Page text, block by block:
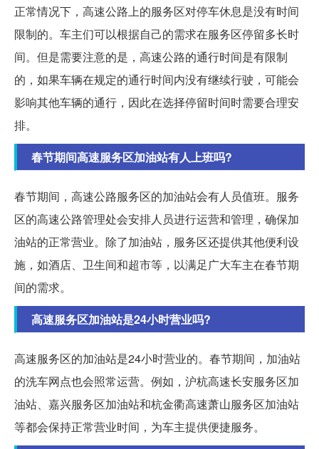
正常情况下，高速公路上的服务区对停车休息是没有时间
限制的。车主们可以根据自己的需求在服务区停留多长时
间。但是需要注意的是，高速公路的通行时间是有限制
的，如果车辆在规定的通行时间内没有继续行驶，可能会
影响其他车辆的通行，因此在选择停留时间时需要合理安
排。
春节期间高速服务区加油站有人上班吗?
春节期间，高速公路服务区的加油站会有人员值班。服务
区的高速公路管理处会安排人员进行运营和管理，确保加
油站的正常营业。除了加油站，服务区还提供其他便利设
施，如酒店、卫生间和超市等，以满足广大车主在春节期
间的需求。
高速服务区加油站是24小时营业吗?
高速服务区的加油站是24小时营业的。春节期间，加油站
的洗车网点也会照常运营。例如，沪杭高速长安服务区加
油站、嘉兴服务区加油站和杭金衢高速萧山服务区加油站
等都会保持正常营业时间，为车主提供便捷服务。